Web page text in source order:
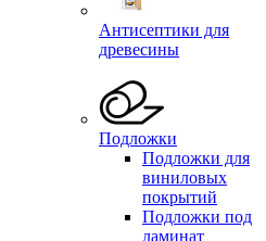
Антисептики для
древесины
Подложки
Подложки для
виниловых
покрытий
Подложки под
ламинат